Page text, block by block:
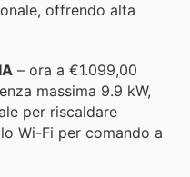
offrendo alta
– ora a €1.099,00
massima 9.9 kW,
per riscaldare
Wi-Fi per comando a